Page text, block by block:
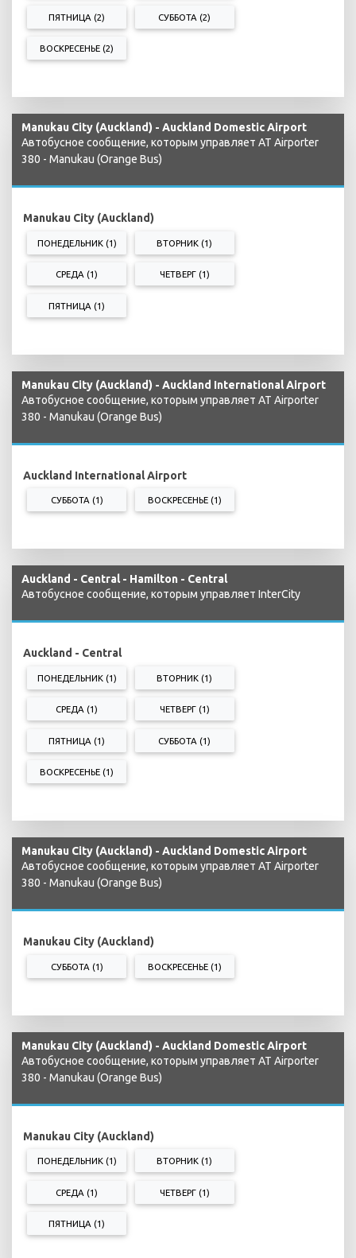
ПЯТНИЦА (2) СУББОТА (2)
ВОСКРЕСЕНЬЕ (2)
Manukau City (Auckland) - Auckland Domestic Airport
Автобусное сообщение, которым управляет AT Airporter
380 - Manukau (Orange Bus)
Manukau City (Auckland)
ПОНЕДЕЛЬНИК (1) ВТОРНИК (1)
СРЕДА (1) ЧЕТВЕРГ (1)
ПЯТНИЦА (1)
Manukau City (Auckland) - Auckland International Airport
Автобусное сообщение, которым управляет AT Airporter
380 - Manukau (Orange Bus)
Auckland International Airport
СУББОТА (1) ВОСКРЕСЕНЬЕ (1)
Auckland - Central - Hamilton - Central
Автобусное сообщение, которым управляет InterCity
Auckland - Central
ПОНЕДЕЛЬНИК (1) ВТОРНИК (1)
СРЕДА (1) ЧЕТВЕРГ (1)
ПЯТНИЦА (1) СУББОТА (1)
ВОСКРЕСЕНЬЕ (1)
Manukau City (Auckland) - Auckland Domestic Airport
Автобусное сообщение, которым управляет AT Airporter
380 - Manukau (Orange Bus)
Manukau City (Auckland)
СУББОТА (1) ВОСКРЕСЕНЬЕ (1)
Manukau City (Auckland) - Auckland Domestic Airport
Автобусное сообщение, которым управляет AT Airporter
380 - Manukau (Orange Bus)
Manukau City (Auckland)
ПОНЕДЕЛЬНИК (1) ВТОРНИК (1)
СРЕДА (1) ЧЕТВЕРГ (1)
ПЯТНИЦА (1)